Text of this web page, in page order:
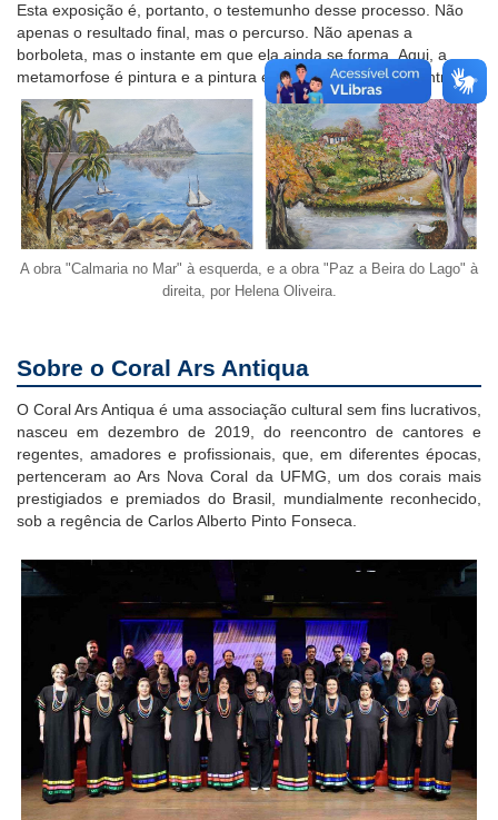
Esta exposição é, portanto, o testemunho desse processo. Não
apenas o resultado final, mas o percurso. Não apenas a
borboleta, mas o instante em que ela ainda se forma.Aqui, a
metamorfose é pintura e a pintura é o voo que começa dentro.
A obra "Calmaria no Mar" à esquerda, e a obra "Paz a Beira do Lago" à
direita, por Helena Oliveira.
Sobre o Coral Ars Antiqua
O Coral Ars Antiqua é uma associação cultural sem fins lucrativos,
nasceu em dezembro de 2019, do reencontro de cantores e
regentes, amadores e profissionais, que, em diferentes épocas,
pertenceram ao Ars Nova Coral da UFMG, um dos corais mais
prestigiados е premiados do Brasil, mundialmente reconhecido,
sob a regência de Carlos Alberto Pinto Fonseca.